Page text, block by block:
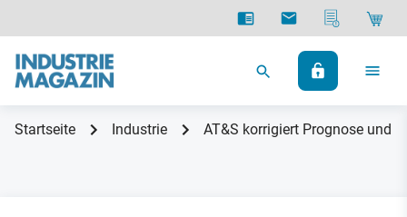
Startseite Industrie AT&S korrigiert Prognose und